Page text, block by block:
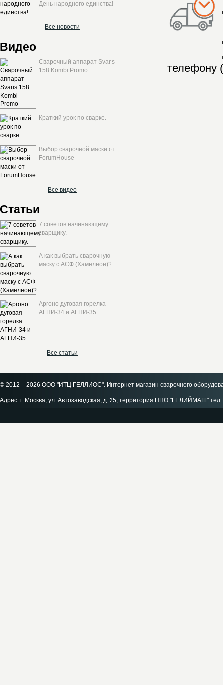
День народного единства!
Все новости
Видео
Сварочный аппарат Svaris
158 Kombi Promo
Краткий урок по сварке.
Выбор сварочной маски от
ForumHouse
Все видео
Статьи
7 советов начинающему
сварщику.
А как выбрать сварочную
маску с АСФ (Хамелеон)?
Аргоно дуговая горелка
АГНИ-34 и АГНИ-35
Все статьи
телефону
© 2012 – 2026 ООО "ИТЦ ГЕЛЛИОС". Интернет магазин сварочного
Адрес: г. Москва, ул. Автозаводская, д. 25, территория НПО "ГЕЛИЙМАШ"